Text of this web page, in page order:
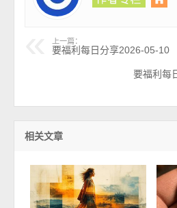
上一篇：
要福利每日分享2026-05-10
要福利每
相关文章